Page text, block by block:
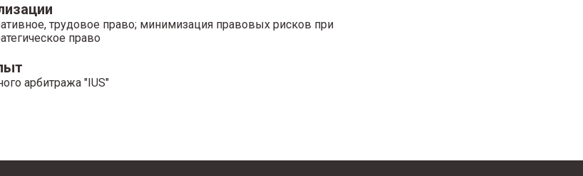
трудовое право; минимизация правовых рисков при
право
арбитража "IUS"